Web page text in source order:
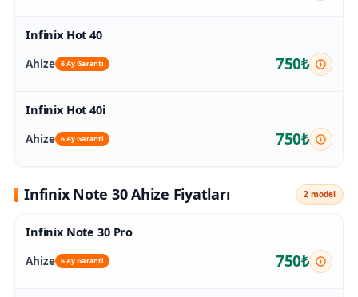
Infinix Hot 40
Ahize 6 Ay Garanti 750₺
Infinix Hot 40i
Ahize 6 Ay Garanti 750₺
Infinix Note 30 Ahize Fiyatları 2 model
Infinix Note 30 Pro
Ahize 6 Ay Garanti 750₺